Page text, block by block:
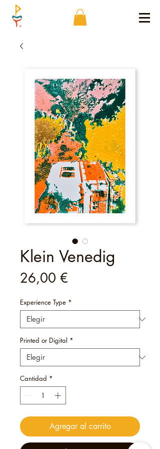
Klein Venedig
26,00 €
Experience Type *
Printed or Digital *
Cantidad *
Agregar al carrito